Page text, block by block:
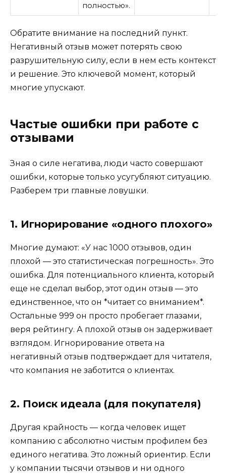
полностью».
Обратите внимание на последний пункт.
Негативный отзыв может потерять свою
разрушительную силу, если в нем есть контекст
и решение. Это ключевой момент, который
многие упускают.
Частые ошибки при работе с
отзывами
Зная о силе негатива, люди часто совершают
ошибки, которые только усугубляют ситуацию.
Разберем три главные ловушки.
1. Игнорирование «одного плохого»
Многие думают: «У нас 1000 отзывов, один
плохой — это статистическая погрешность». Это
ошибка. Для потенциального клиента, который
еще не сделал выбор, этот один отзыв — это
единственное, что он *читает со вниманием*.
Остальные 999 он просто пробегает глазами,
веря рейтингу. А плохой отзыв он задерживает
взглядом. Игнорирование ответа на
негативный отзыв подтверждает для читателя,
что компания не заботится о клиентах.
2. Поиск идеала (для покупателя)
Другая крайность — когда человек ищет
компанию с абсолютно чистым профилем без
единого негатива. Это ложный ориентир. Если
у компании тысячи отзывов и ни одного